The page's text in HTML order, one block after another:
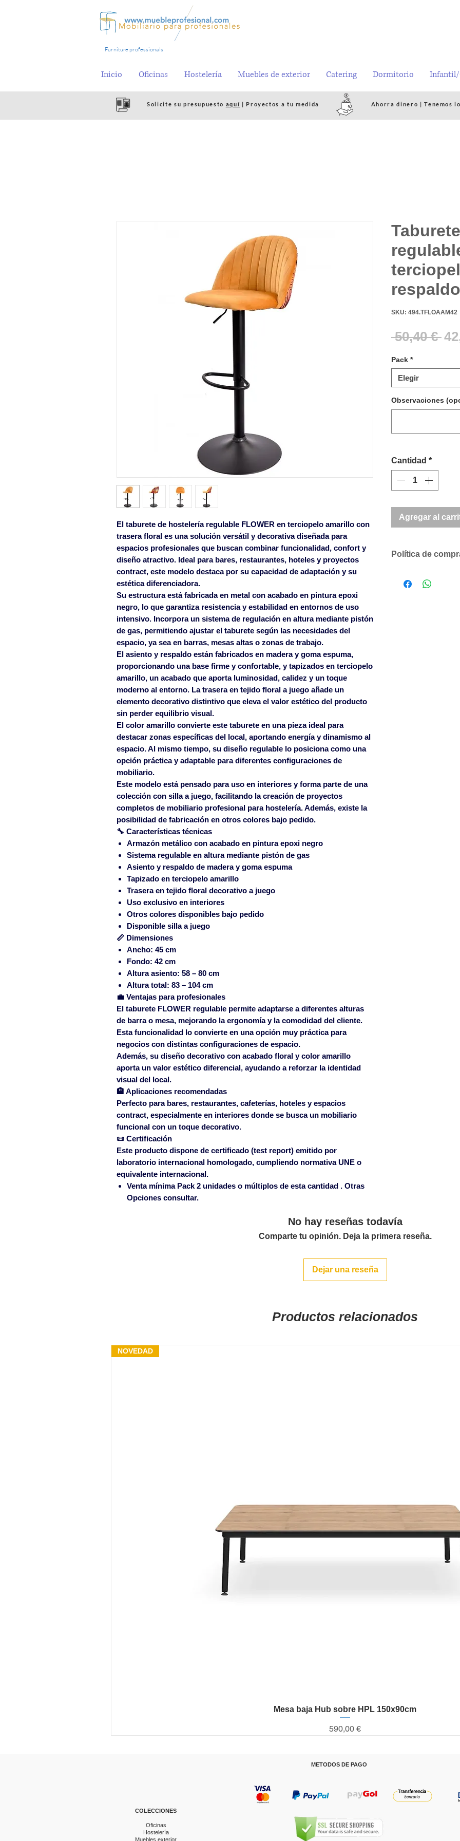
Furniture professionals
Inicio Oficinas Hostelería Muebles de exterior Catering Dormitorio Infantil/
Solicite su presupuesto aquí | Proyectos a tu medida Ahorra dinero | Tenemos
El taburete de hostelería regulable FLOWER en terciopelo amarillo con
trasera floral es una solución versátil y decorativa diseñada para
espacios profesionales que buscan combinar funcionalidad, confort y
diseño atractivo. Ideal para bares, restaurantes, hoteles y proyectos
contract, este modelo destaca por su capacidad de adaptación y su
estética diferenciadora.
Su estructura está fabricada en metal con acabado en pintura epoxi
negro, lo que garantiza resistencia y estabilidad en entornos de uso
intensivo. Incorpora un sistema de regulación en altura mediante pistón
de gas, permitiendo ajustar el taburete según las necesidades del
espacio, ya sea en barras, mesas altas o zonas de trabajo.
El asiento y respaldo están fabricados en madera y goma espuma,
proporcionando una base firme y confortable, y tapizados en terciopelo
amarillo, un acabado que aporta luminosidad, calidez y un toque
moderno al entorno. Latrasera en tejido floral a juego añade un
elemento decorativo distintivo que eleva el valor estético del producto
sin perder equilibrio visual.
El color amarillo convierte este taburete en una pieza ideal para
destacar zonas específicas del local, aportando energía y dinamismo al
espacio. Al mismo tiempo, su diseño regulable lo posiciona como una
opción práctica y adaptable para diferentes configuraciones de
mobiliario.
Este modelo está pensado para uso en interiores y forma parte de una
colección con silla a juego, facilitando la creación de proyectos
completos de mobiliario profesional para hostelería. Además, existe la
posibilidad de fabricación en otros colores bajo pedido.
🔧 Características técnicas
Armazón metálico con acabado en pintura epoxi negro
Sistema regulable en altura mediante pistón de gas
Asiento y respaldo de madera y goma espuma
Tapizado en terciopelo amarillo
Trasera en tejido floral decorativo a juego
Uso exclusivo en interiores
Otros colores disponibles bajo pedido
Disponible silla a juego
📏 Dimensiones
Ancho: 45 cm
Fondo: 42 cm
Altura asiento: 58 – 80 cm
Altura total: 83 – 104 cm
💼 Ventajas para profesionales
El taburete FLOWER regulable permite adaptarse a diferentes alturas
de barra o mesa, mejorando la ergonomía y la comodidad del cliente.
Esta funcionalidad lo convierte en una opción muy práctica para
negocios con distintas configuraciones de espacio.
Además, su diseño decorativo con acabado floral y color amarillo
aporta un valor estético diferencial, ayudando a reforzar la identidad
visual del local.
🏨 Aplicaciones recomendadas
Perfecto para bares, restaurantes, cafeterías, hoteles y espacios
contract, especialmente en interiores donde se busca un mobiliario
funcional con un toque decorativo.
📜 Certificación
Este producto dispone de certificado (test report) emitido por
laboratorio internacional homologado, cumpliendo normativa UNE o
equivalente internacional.
Venta mínima Pack 2 unidades o múltiplos de esta cantidad . Otras
Opciones consultar.
SKU: 494.TFLOAAM42
50,40 €
Pack *
Elegir
Observaciones
Cantidad *
Agregar al
Política de
según volumen
No hay reseñas todavía
Comparte tu opinión. Deja la primera reseña.
Dejar una reseña
Productos relacionados
Vista rápida
NOVEDAD
Mesa baja Hub sobre HPL 150x90cm
Precio
590,00 €
COLECCIONES
Oficinas
Hostelería
Muebles exterior
METODOS DE PAGO